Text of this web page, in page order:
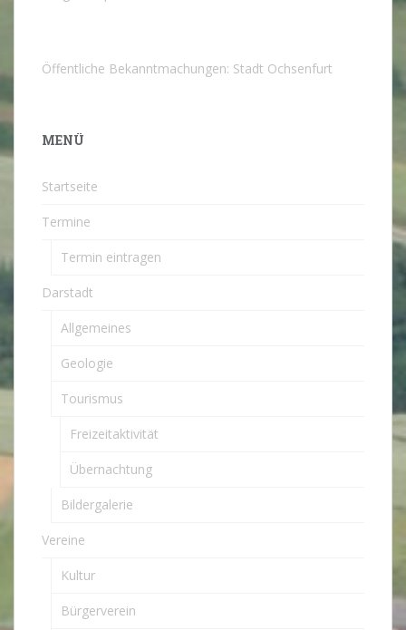
Öffentliche Bekanntmachungen: Stadt Ochsenfurt
MENÜ
Startseite
Termine
Termin eintragen
Darstadt
Allgemeines
Geologie
Tourismus
Freizeitaktivität
Übernachtung
Bildergalerie
Vereine
Kultur
Bürgerverein